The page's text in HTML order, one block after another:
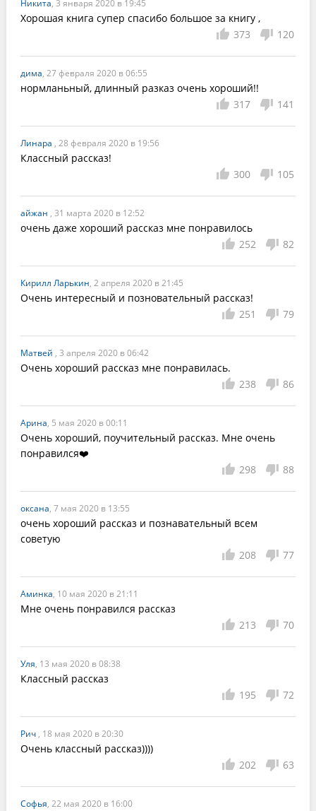
Никита, 3 января 2020 в 19:45
Хорошая книга супер спасибо большое за книгу ,
373
120
дима, 27 февраля 2020 в 06:55
нормланьный, длинный разказ очень хороший!!
317
141
Линара , 28 февраля 2020 в 19:56
Классный рассказ!
300
105
айжан , 31 марта 2020 в 12:52
очень даже хороший рассказ мне понравилось
252
82
Кирилл Ларькин, 2 апреля 2020 в 21:45
Очень интересный и позновательный рассказ!
251
79
Матвей , 3 апреля 2020 в 06:42
Очень хороший рассказ мне понравилась.
238
86
Арина, 5 мая 2020 в 00:11
Очень хороший, поучительный рассказ. Мне очень
понравился❤️
298
88
оксана, 7 мая 2020 в 13:55
очень хороший рассказ и познавательный всем
советую
208
77
Аминка, 10 мая 2020 в 21:11
Мне очень понравился рассказ
213
70
Уля, 13 мая 2020 в 08:38
Классный рассказ
195
72
Рич , 18 мая 2020 в 20:30
Очень классный рассказ))))
202
63
Софья, 22 мая 2020 в 16:00